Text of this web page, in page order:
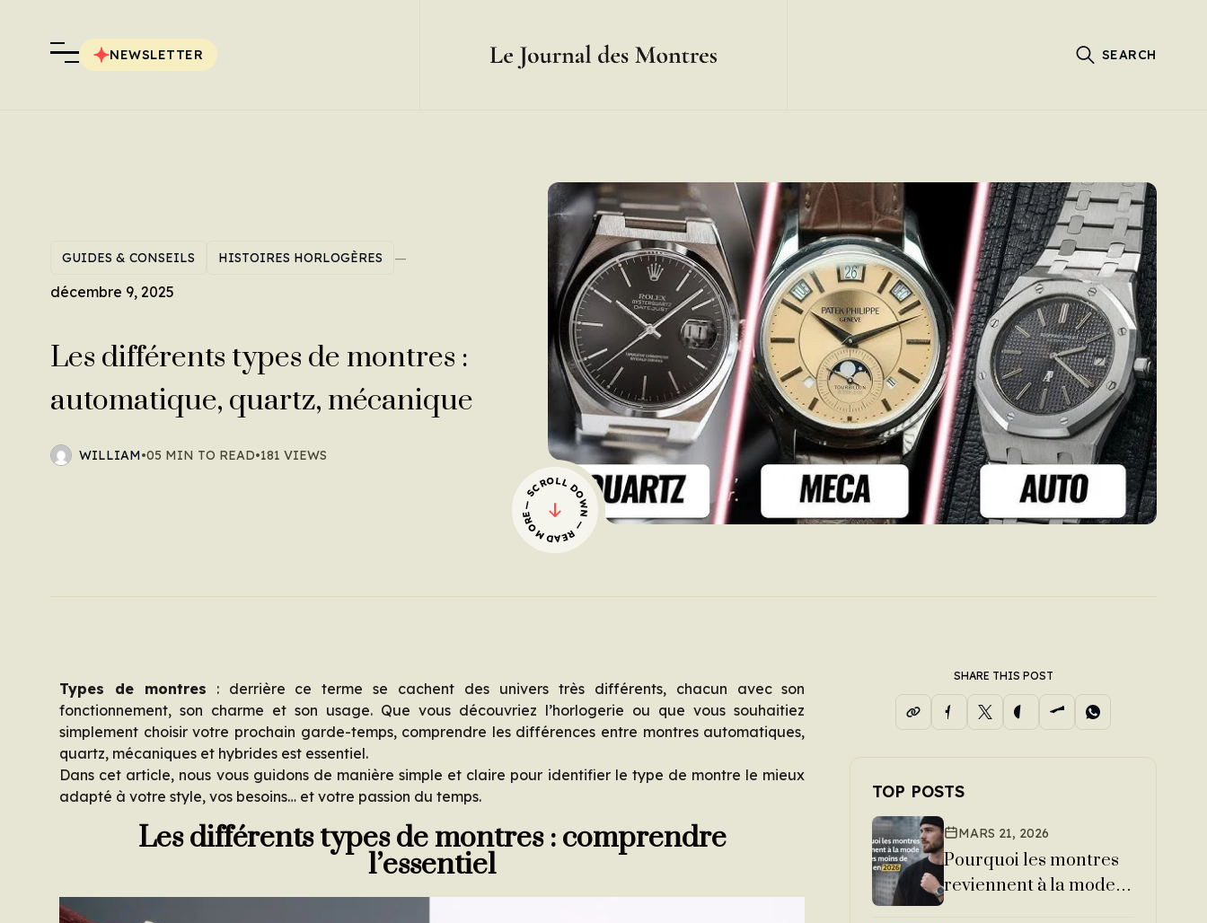
NEWSLETTER SEARCH
GUIDES & CONSEILS HISTOIRES HORLOGÈRES
—
décembre 9, 2025
Les différents types de montres :
automatique, quartz, mécanique
WILLIAM•05 MIN TO READ•181 VIEWS
— SCROLL DOWN — READ MORE
Types de montres : derrière ce terme se cachent des univers très différents, chacun avec son
fonctionnement, son charme et son usage. Que vous découvriez l’horlogerie ou que vous souhaitiez
simplement choisir votre prochain garde-temps, comprendre les différences entre montres automatiques,
quartz, mécaniques et hybrides est essentiel.
Dans cet article, nous vous guidons de manière simple et claire pour identifier le type de montre le mieux
adapté à votre style, vos besoins… et votre passion du temps.
Les différents types de montres : comprendre
l’essentiel
SHARE THIS POST
TOP POSTS
MARS 21, 2026
Pourquoi les montres
reviennent à la mode